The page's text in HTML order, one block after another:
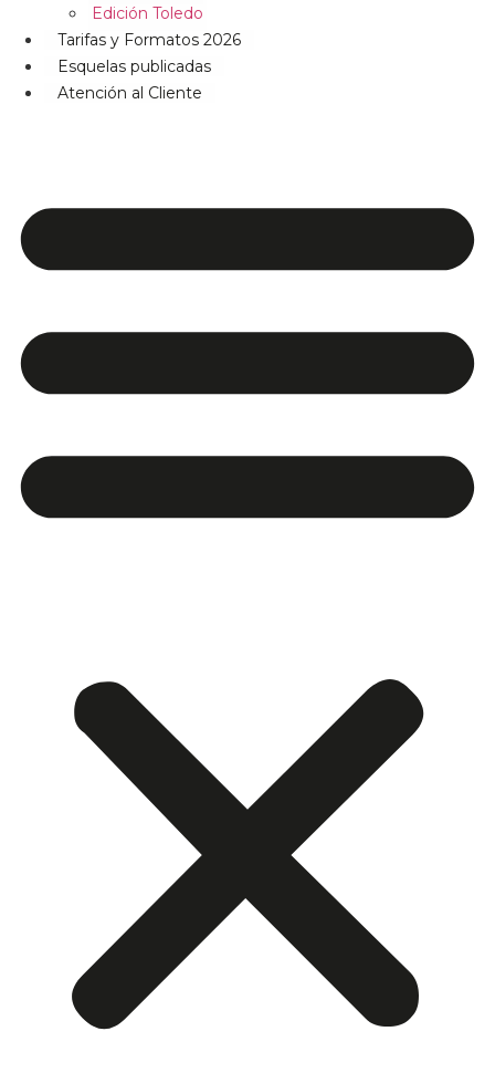
Edición Toledo
Tarifas y Formatos 2026
Esquelas publicadas
Atención al Cliente